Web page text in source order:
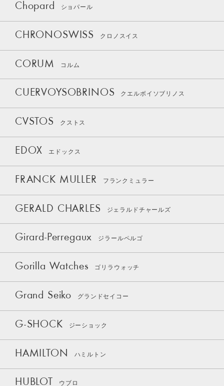
Chopard ショパール
CHRONOSWISS クロノスイス
CORUM コルム
CUERVOYSOBRINOS クエルボイソブリノス
CVSTOS クストス
EDOX エドックス
FRANCK MULLER フランクミュラー
GERALD CHARLES ジェラルドチャールズ
Girard-Perregaux ジラールペルゴ
Gorilla Watches ゴリラウォッチ
Grand Seiko グランドセイコー
G-SHOCK ジーショック
HAMILTON ハミルトン
HUBLOT ウブロ